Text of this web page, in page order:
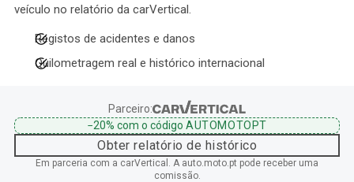
veículo no relatório da carVertical.
Registos de acidentes e danos
Quilometragem real e histórico internacional
Parceiro:
−20%com o código AUTOMOTOPT
Obter relatório de histórico
Em parceria com a carVertical. A auto.moto.pt pode receber uma
comissão.